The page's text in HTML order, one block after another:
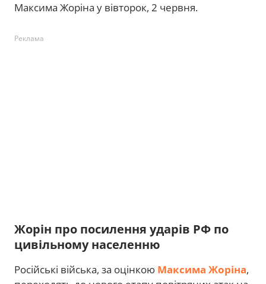
Максима Жоріна у вівторок, 2 червня.
Реклама
Жорін про посилення ударів РФ по
цивільному населенню
Російські війська, за оцінкою Максима Жоріна,